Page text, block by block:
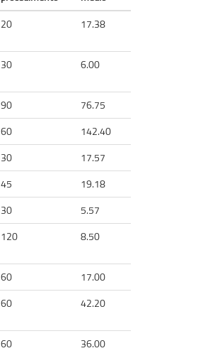
20 17.38
30 6.00
90
76.75
60
142.40
30
17.57
45
19.18
30
5.57
120 8.50
60
17.00
60 42.20
60 36.00